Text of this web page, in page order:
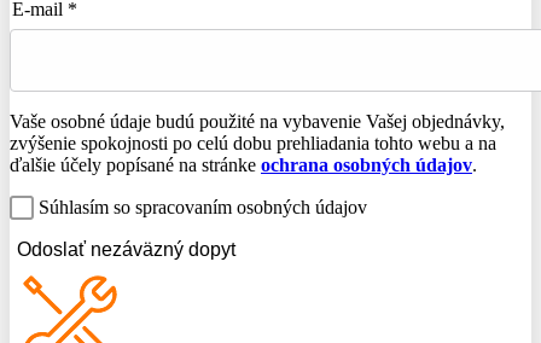
E-mail *
Vaše osobné údaje budú použité na vybavenie Vašej objednávky,
zvýšenie spokojnosti po celú dobu prehliadania tohto webu a na
ďalšie účely popísané na stránke ochrana osobných údajov.
Súhlasím so spracovaním osobných údajov
Odoslať nezáväzný dopyt